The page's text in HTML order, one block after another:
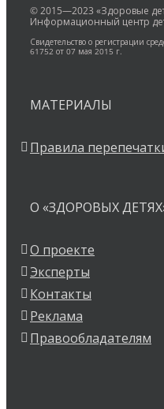
© 2015—2023 «Здоровые
Информационный центр
Свидетельство о регистрации
61752 от 07 мая 2015 г.
МАТЕРИАЛЫ
Правила
О «ЗДОРОВЫХ
О проекте
Эксперты
Контакты
Реклама
Правообладателям